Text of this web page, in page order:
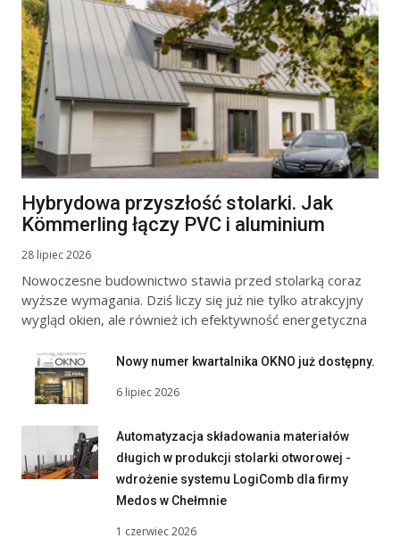
Hybrydowa przyszłość stolarki. Jak
Kömmerling łączy PVC i aluminium
28 lipiec 2026
Nowoczesne budownictwo stawia przed stolarką coraz
wyższe wymagania. Dziś liczy się już nie tylko atrakcyjny
wygląd okien, ale również ich efektywność energetyczna
Nowy numer kwartalnika OKNO już dostępny.
6 lipiec 2026
Automatyzacja składowania materiałów
długich w produkcji stolarki otworowej -
wdrożenie systemu LogiComb dla firmy
Medos w Chełmnie
1 czerwiec 2026